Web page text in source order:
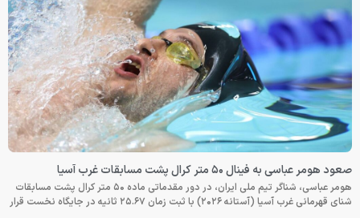
صعود هومر عباسی به فینال ۵۰ متر کرال پشت مسابقات غرب آسیا
هومر عباسی، شناگر تیم ملی ایران، در دور مقدماتی ماده ۵۰ متر کرال پشت مسابقات
شنای قهرمانی غرب آسیا (آستانه ۲۰۲۶) با ثبت زمان ۲۵.۶۷ ثانیه در جایگاه نخست قرار